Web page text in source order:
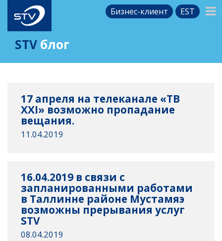
Бизнес-клиент EST
STV блог
17 апреля на телеканале «ТВ
XXI» возможно пропадание
вещания.
11.04.2019
16.04.2019 в связи с
запланированными работами
в Таллинне районе Мустамяэ
возможны прерывания услуг
STV
08.04.2019